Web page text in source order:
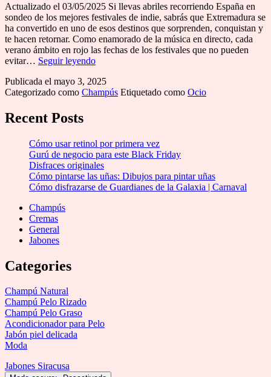
Actualizado el 03/05/2025 Si llevas abriles recorriendo España en
sondeo de los mejores festivales de indie, sabrás que Extremadura se
ha convertido en uno de esos destinos que sorprenden, conquistan y
te hacen retornar. Como enamorado de la música en directo, cada
verano ámbito en rojo las fechas de los festivales que no pueden
evitar… Seguir leyendoMejores
Verano
2025
Publicada el mayo 3, 2025
Categorizado como Champús Etiquetado como Ocio
Recent Posts
Cómo usar retinol por primera vez
Gurú de negocio para este Black Friday
Disfraces originales
Cómo pintarse las uñas: Dibujos para pintar uñas
Cómo disfrazarse de Guardianes de la Galaxia | Carnaval
Champús
Cremas
General
Jabones
Categories
Champú Natural
Champú Pelo Rizado
Champú Pelo Graso
Acondicionador para Pelo
Jabón piel delicada
Moda
Jabones Siracusa